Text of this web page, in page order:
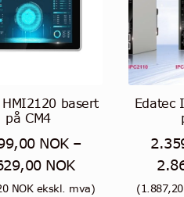
basert
på CM4
NOK –
NOKPrisområde:
2.799,00 NOK
NOKekskl. mva)
Edatec
(1.887,20